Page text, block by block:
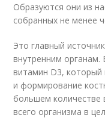
Образуются они из
собранных не менее
Это главный
внутренним
витамин D3, который
и формирование
большем
всего организма в